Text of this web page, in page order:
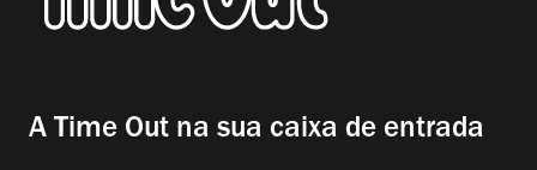
A Time Out na sua caixa de entrada